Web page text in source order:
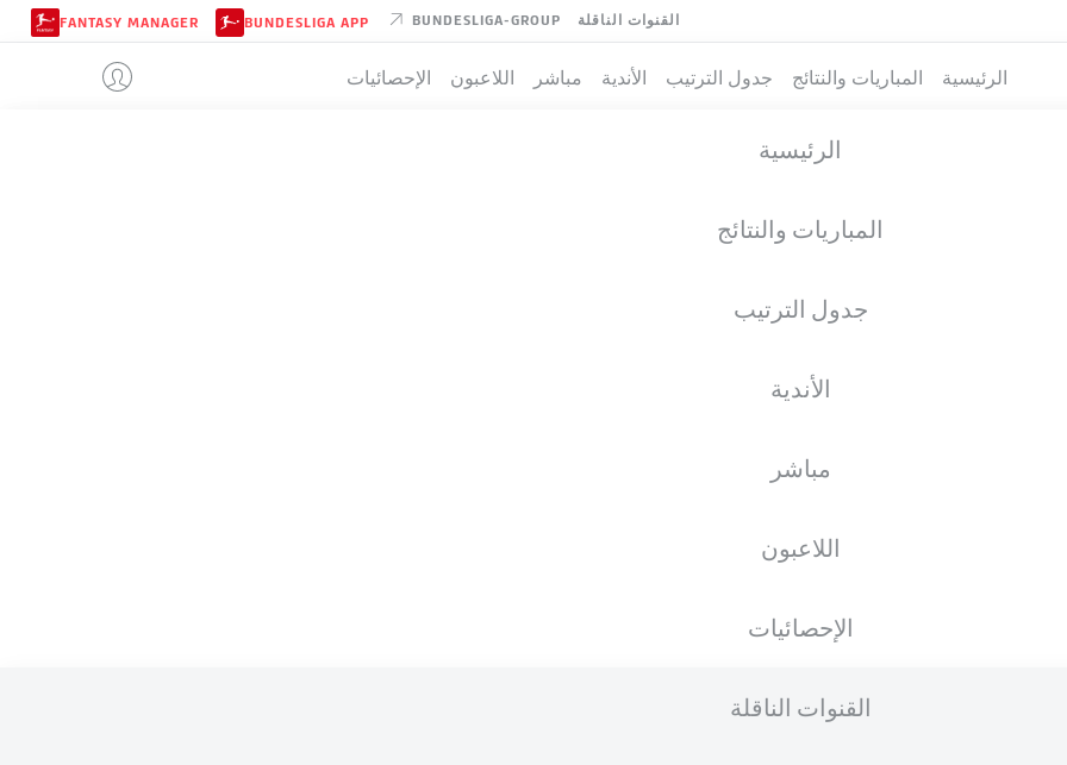
القنوات الناقلة BUNDESLIGA-GROUP
BUNDESLIGA APP
FANTASY MANAGER
الرئيسية المباريات والنتائج جدول الترتيب الأندية مباشر اللاعبون الإحصائيات
الرئيسية
المباريات والنتائج
جدول الترتيب
الأندية
مباشر
اللاعبون
الإحصائيات
القنوات الناقلة
20.09.2002